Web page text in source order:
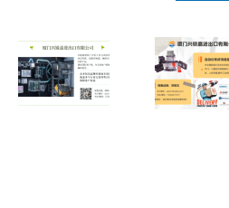
IS210TEGSH1B
现货销售】原装
进口模块库存充